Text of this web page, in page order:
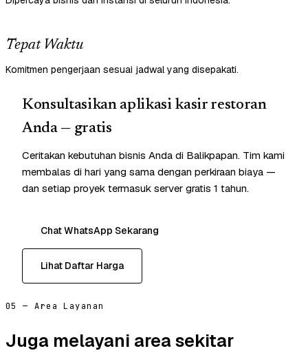
Tepat Waktu
Komitmen pengerjaan sesuai jadwal yang disepakati.
Konsultasikan aplikasi kasir restoran
Anda — gratis
Ceritakan kebutuhan bisnis Anda di Balikpapan. Tim kami
membalas di hari yang sama dengan perkiraan biaya —
dan setiap proyek termasuk server gratis 1 tahun.
Chat WhatsApp Sekarang
Lihat Daftar Harga
05 — Area Layanan
Juga melayani area sekitar